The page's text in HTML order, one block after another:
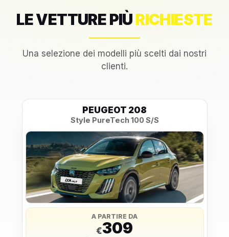
LE VETTURE PIÙRICHIESTE
Una selezione dei modelli più scelti dai nostri
clienti.
PEUGEOT 208
Style PureTech 100 S/S
A PARTIRE DA
€309